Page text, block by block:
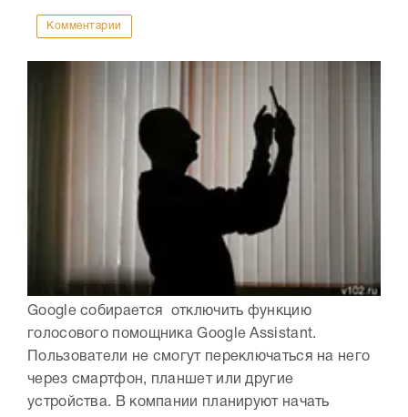
Комментарии
Google собирается отключить функцию
голосового помощника Google Assistant.
Пользователи не смогут переключаться на него
через смартфон, планшет или другие
устройства. В компании планируют начать